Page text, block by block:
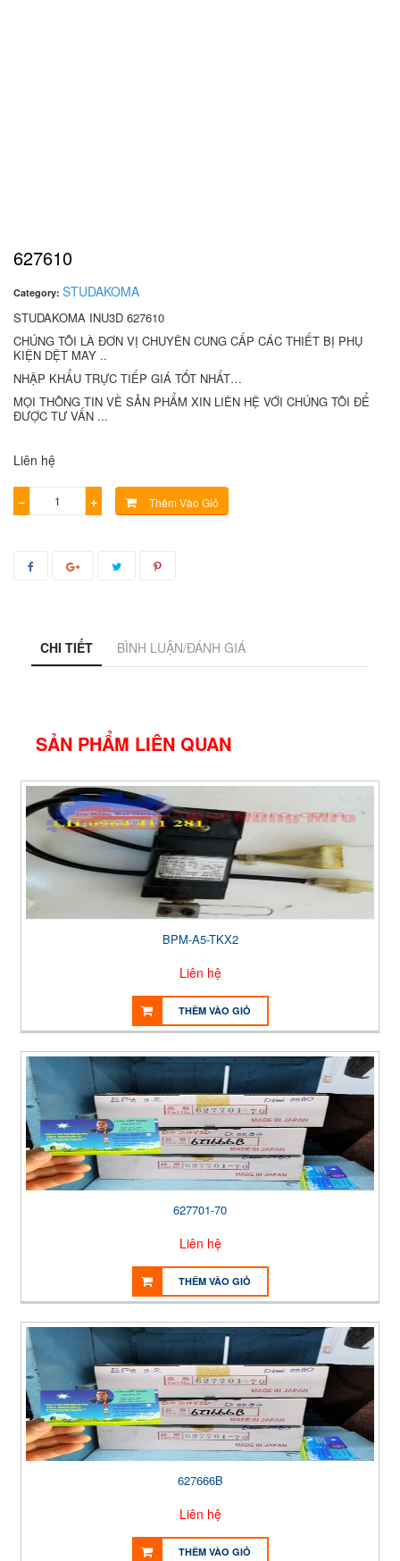
627610
Category: STUDAKOMA
STUDAKOMA INU3D 627610
CHÚNG TÔI LÀ ĐƠN VỊ CHUYÊN CUNG CẤP CÁC THIẾT BỊ PHỤ
KIỆN DỆT MAY ..
NHẬP KHẨU TRỰC TIẾP GIÁ TỐT NHẤT…
MỌI THÔNG TIN VỀ SẢN PHẨM XIN LIÊN HỆ VỚI CHÚNG TÔI ĐỂ
ĐƯỢC TƯ VẤN ...
Liên hệ
− + Thêm Vào Giỏ
CHI TIẾT BÌNH LUẬN/ĐÁNH GIÁ
SẢN PHẨM LIÊN QUAN
BPM-A5-TKX2
Liên hệ
THÊM VÀO GIỎ
627701-70
Liên hệ
THÊM VÀO GIỎ
627666B
Liên hệ
THÊM VÀO GIỎ